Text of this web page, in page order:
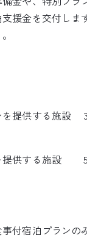
援金を交付しま
を提供する施設
提供する施設
付宿泊プランの